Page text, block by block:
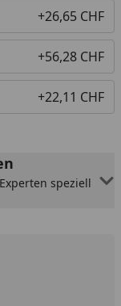
+26,65 CHF
+56,28 CHF
+22,11 CHF
speziell
eins erhöhen